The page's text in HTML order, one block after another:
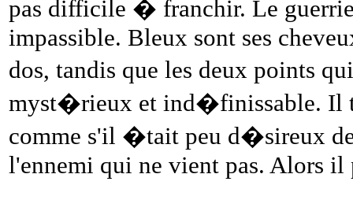
pas difficile � franchir. Le
impassible. Bleux sont ses
dos, tandis que les deux points
myst�rieux et ind�finissable. Il
comme s'il �tait peu d�sireux
l'ennemi qui ne vient pas. Alors il